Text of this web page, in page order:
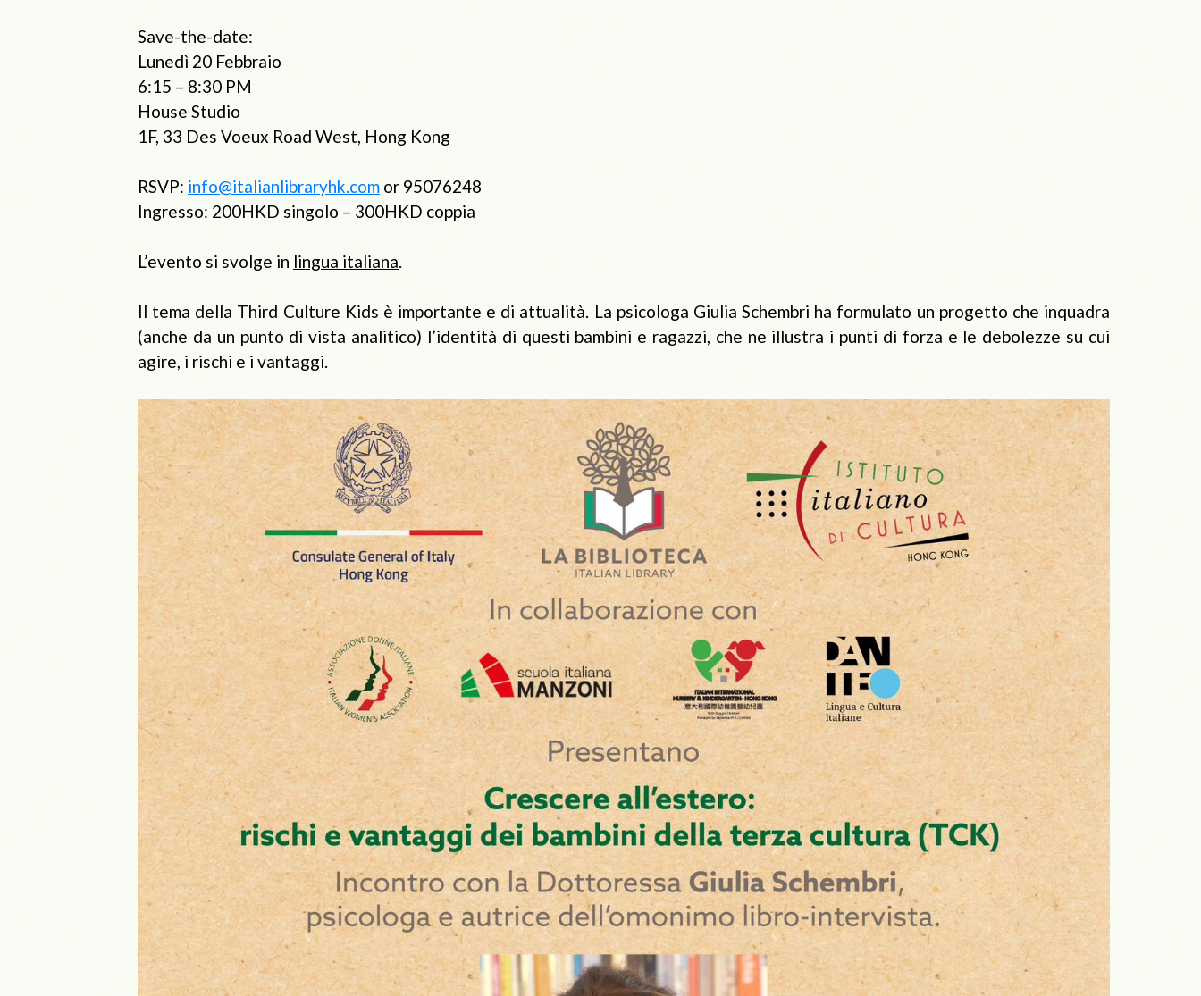
Save-the-date:
Lunedì 20 Febbraio
6:15 – 8:30 PM
House Studio
1F, 33 Des Voeux Road West, Hong Kong
RSVP: info@italianlibraryhk.com or 95076248
Ingresso: 200HKD singolo – 300HKD coppia
L’evento si svolge in lingua italiana.
Il tema della Third Culture Kids è importante e di attualità. La psicologa Giulia Schembri ha formulato un progetto che inquadra
(anche da un punto di vista analitico) l’identità di questi bambini e ragazzi, che ne illustra i punti di forza e le debolezze su cui
agire, i rischi e i vantaggi.